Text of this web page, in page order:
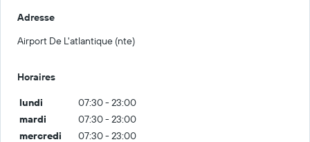
Adresse
Airport De L'atlantique (nte)
Horaires
lundi
07:30 - 23:00
mardi
07:30 - 23:00
mercredi
07:30 - 23:00